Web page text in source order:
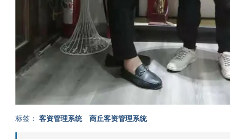
标签： 客资管理系统 商丘客资管理系统